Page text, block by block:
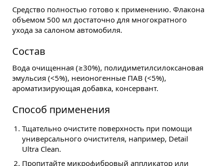
Средство полностью готово к применению. Флакона
объемом 500 мл достаточно для многократного
ухода за салоном автомобиля.
Состав
Вода очищенная (≥30%), полидиметилсилоксановая
эмульсия (<5%), неионогенные ПАВ (<5%),
ароматизирующая добавка, консервант.
Способ применения
Тщательно очистите поверхность при помощи
универсального очистителя, например, Detail
Ultra Clean.
Пропитайте микрофибровый аппликатор или